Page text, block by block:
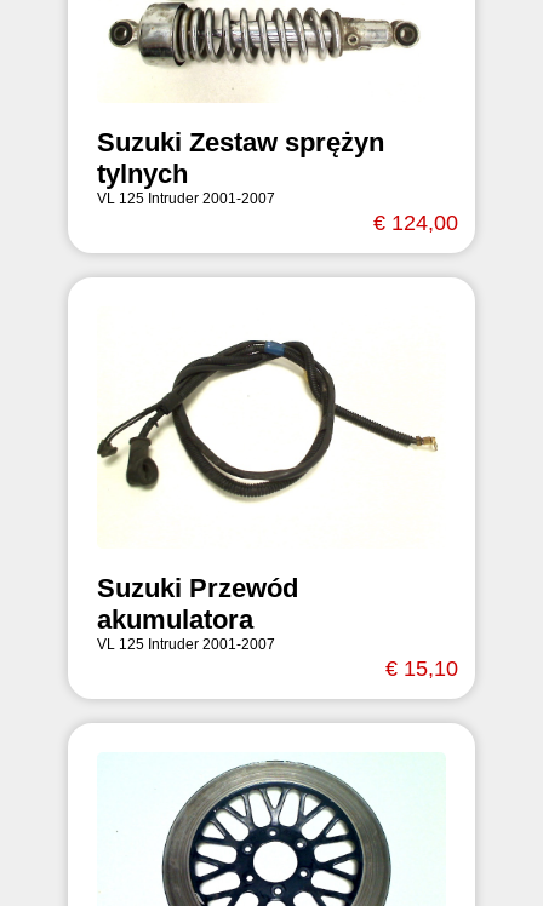
Suzuki Zestaw sprężyn
tylnych
VL 125 Intruder 2001-2007
€ 124,00
Suzuki Przewód
akumulatora
VL 125 Intruder 2001-2007
€ 15,10